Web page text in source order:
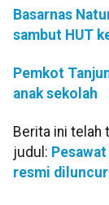
Basarnas
sambut HUT
Pemkot
anak sekolah
Berita ini telah
judul:
resmi